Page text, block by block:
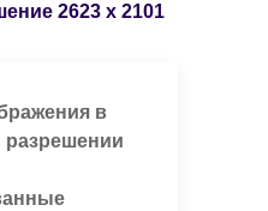
2623 x 2101
в